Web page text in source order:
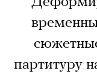
партитуру